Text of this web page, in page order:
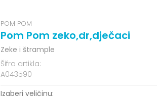
POM POM
Pom Pom zeko,dr,dječaci
Zeke i štrample
Šifra artikla:
A043590
Izaberi veličinu: